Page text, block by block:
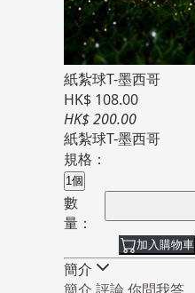
紙紮球T-墨西哥
HK$ 108.00
HK$ 200.00
紙紮球T-墨西哥
規格：
1個
數
量：
加入購物車
簡介